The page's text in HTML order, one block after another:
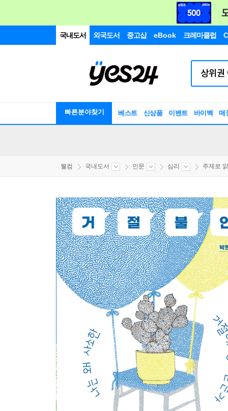
국내도서 외국도서 중고샵 eBook 크레마클럽
빠른분야찾기 베스트 신상품 이벤트 바이백 매
웰컴 국내도서 인문 심리 주제로